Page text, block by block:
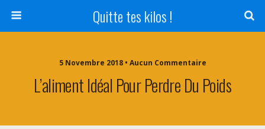
Quitte tes kilos !
5 Novembre 2018 • Aucun Commentaire
L’aliment Idéal Pour Perdre Du Poids